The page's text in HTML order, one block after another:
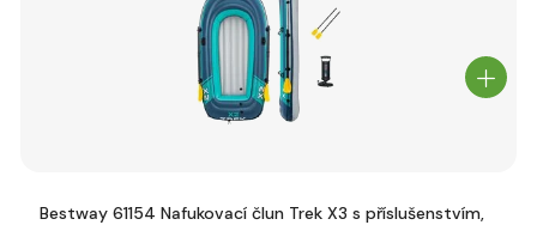
Bestway 61154 Nafukovací člun Trek X3 s příslušenstvím,